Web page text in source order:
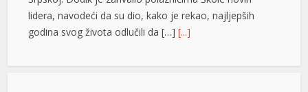
lidera, navodeći da su dio, kako je rekao, najljepših
godina svog života odlučili da […][...]
Jedna zemlja drži gotovo četvrtinu ekonomije EU: Novi